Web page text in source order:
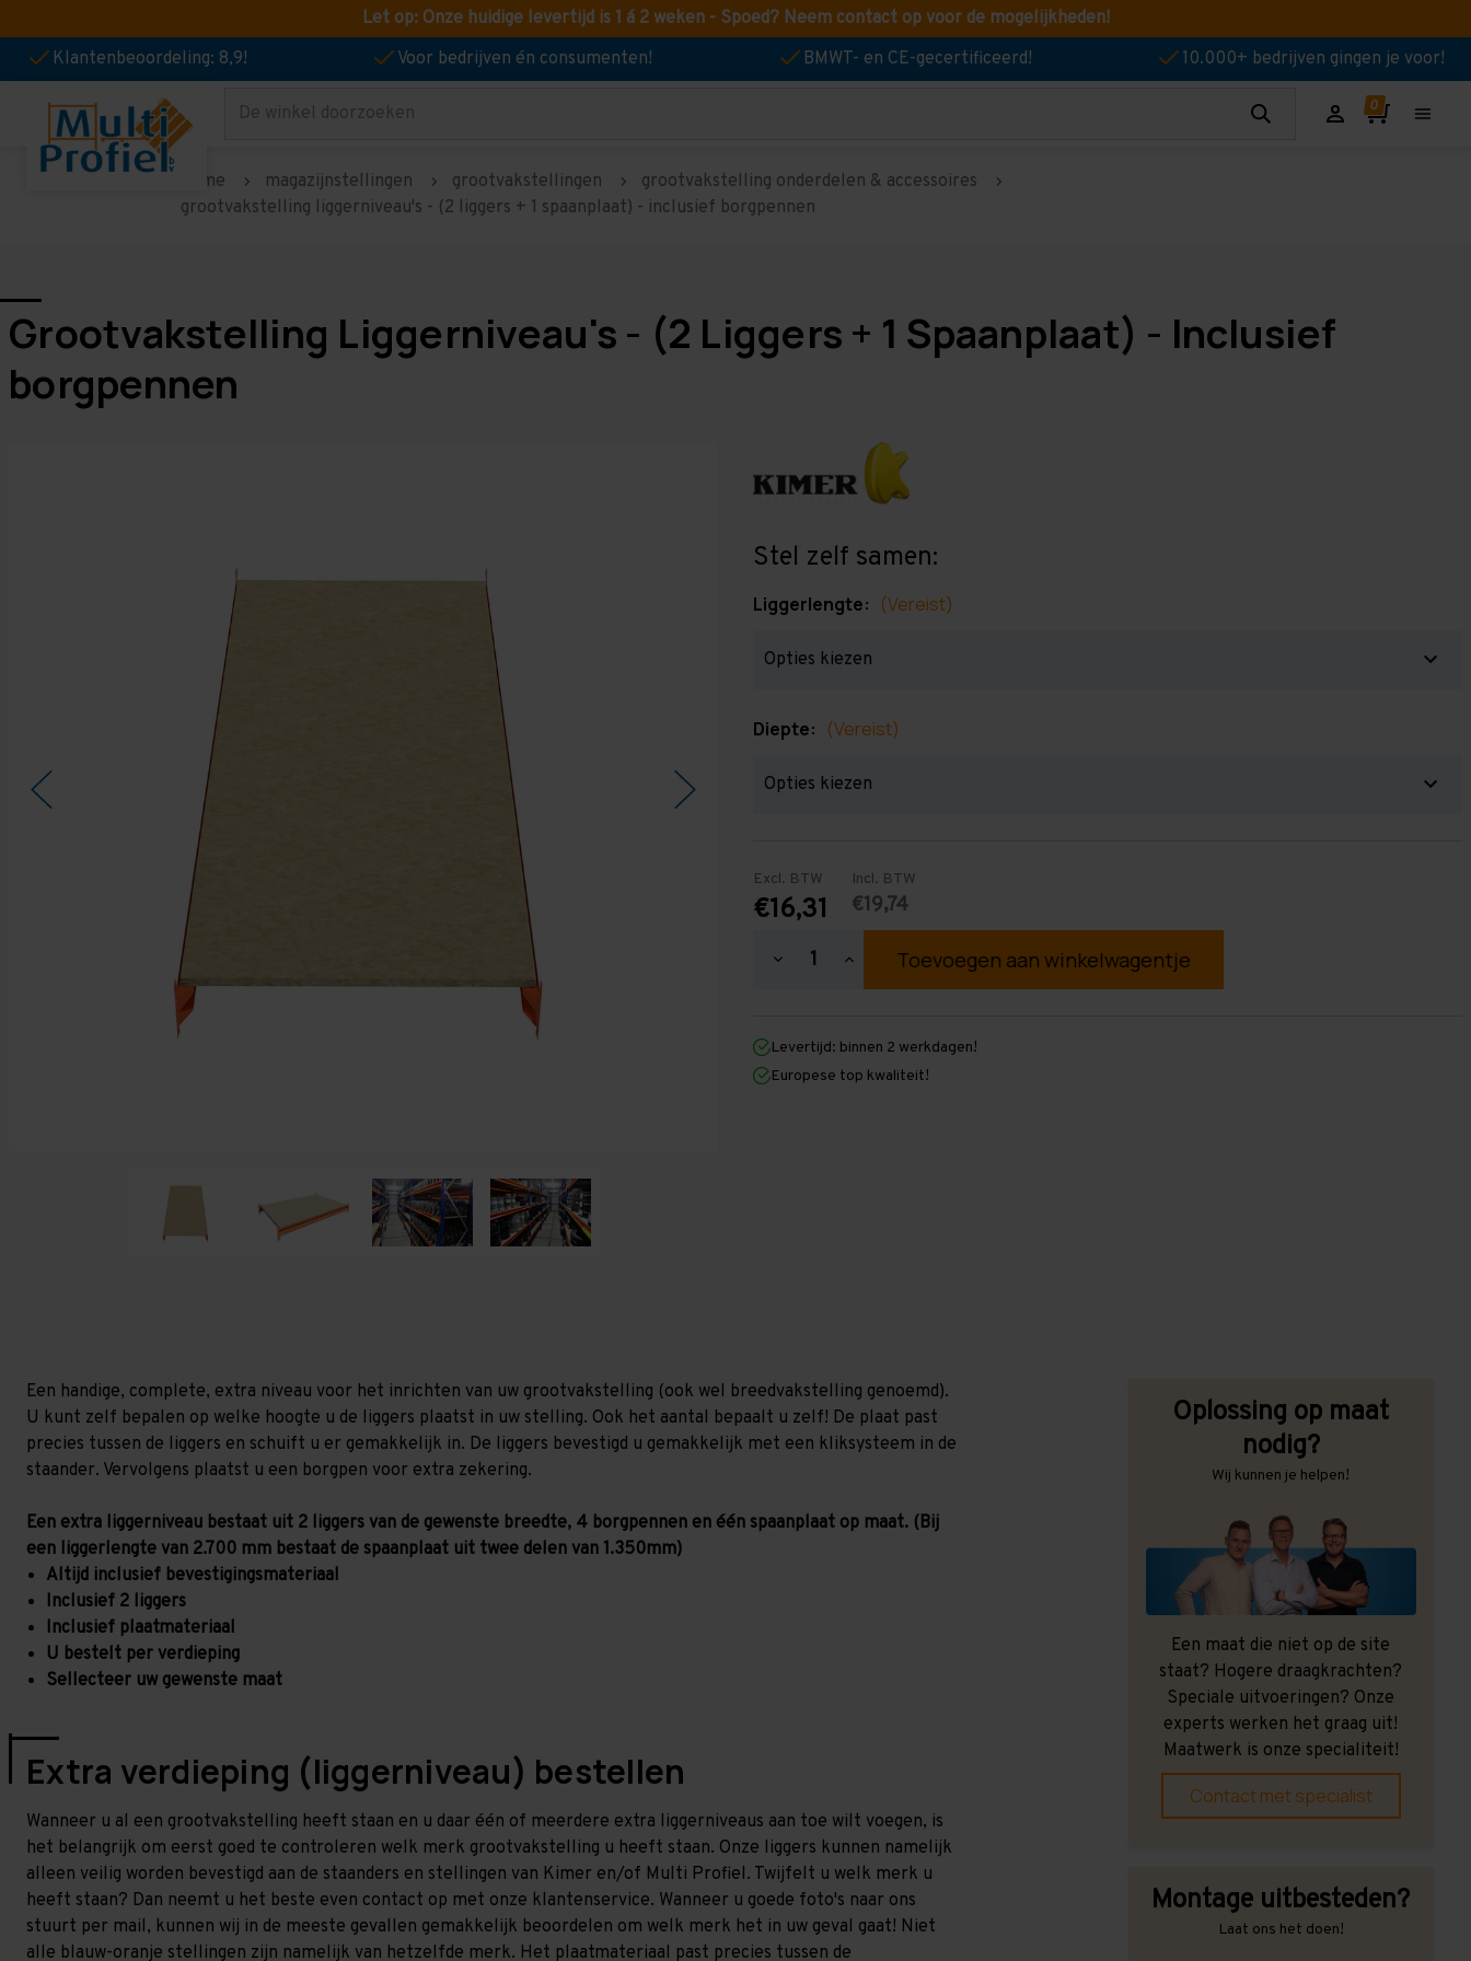
Let op: Onze huidige levertijd is 1 á 2 weken - Spoed? Neem contact op voor de mogelijkheden!
Klantenbeoordeling: 8,9!
Voor bedrijven én consumenten! BMWT- en CE-gecertificeerd! 10.000+ bedrijven gingen je voor!
Zoeken
home magazijnstellingen grootvakstellingen
grootvakstelling onderdelen & accessoires
grootvakstelling liggerniveau's - (2 liggers + 1 spaanplaat) - inclusief borgpennen
Grootvakstelling Liggerniveau's - (2 Liggers + 1 Spaanplaat) - Inclusief
borgpennen
Stel zelf samen:
Liggerlengte: (Vereist)
Diepte: (Vereist)
Excl. BTW
€16,31
Incl. BTW
€19,74
Hoeveelheid
Liggerniveau's
-
(2
Liggers
Hoeveelheid
verhogen
Liggerniveau's
-
(2
Liggers
Levertijd: binnen 2 werkdagen!
Europese top kwaliteit!
Een handige, complete, extra niveau voor het inrichten van uw grootvakstelling (ook wel breedvakstelling genoemd).
U kunt zelf bepalen op welke hoogte u de liggers plaatst in uw stelling. Ook het aantal bepaalt u zelf! De plaat past
precies tussen de liggers en schuift u er gemakkelijk in. De liggers bevestigd u gemakkelijk met een kliksysteem in de
staander. Vervolgens plaatst u een borgpen voor extra zekering.
Een extra liggerniveau bestaat uit 2 liggers van de gewenste breedte, 4 borgpennen en één spaanplaat op maat. (Bij
een liggerlengte van 2.700 mm bestaat de spaanplaat uit twee delen van 1.350mm)
Altijd inclusief bevestigingsmateriaal
Inclusief 2 liggers
Inclusief plaatmateriaal
U bestelt per verdieping
Sellecteer uw gewenste maat
Extra verdieping (liggerniveau) bestellen
Wanneer u al een grootvakstelling heeft staan en u daar één of meerdere extra liggerniveaus aan toe wilt voegen, is
het belangrijk om eerst goed te controleren welk merk grootvakstelling u heeft staan. Onze liggers kunnen namelijk
alleen veilig worden bevestigd aan de staanders en stellingen van Kimer en/of Multi Profiel. Twijfelt u welk merk u
heeft staan? Dan neemt u het beste even contact op met onze klantenservice. Wanneer u goede foto's naar ons
stuurt per mail, kunnen wij in de meeste gevallen gemakkelijk beoordelen om welk merk het in uw geval gaat! Niet
alle blauw-oranje stellingen zijn namelijk van hetzelfde merk. Het plaatmateriaal past precies tussen de
Oplossing op maat
nodig?
Wij kunnen je helpen!
Een maat die niet op de site
staat? Hogere draagkrachten?
Speciale uitvoeringen? Onze
experts werken het graag uit!
Maatwerk is onze specialiteit!
Contact met specialist
Montage uitbesteden?
Laat ons het doen!